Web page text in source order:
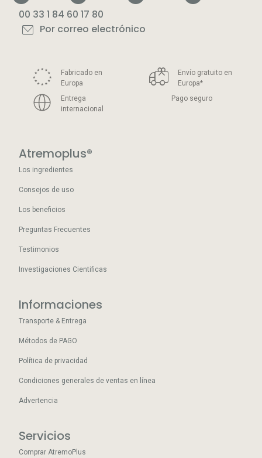
00 33 1 84 60 17 80
Por correo electrónico
Fabricado en
Europa
Envío gratuito en
Europa*
Entrega
internacional
Pago seguro
Atremoplus®
Los ingredientes
Consejos de uso
Los beneficios
Preguntas Frecuentes
Testimonios
Investigaciones Cientificas
Informaciones
Transporte & Entrega
Métodos de PAGO
Política de privacidad
Condiciones generales de ventas en línea
Advertencia
Servicios
Comprar AtremoPlus